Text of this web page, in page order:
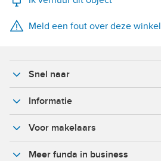
X
Meld een fout over deze winkel
Snel naar
Informatie
Voor makelaars
Meer funda in business